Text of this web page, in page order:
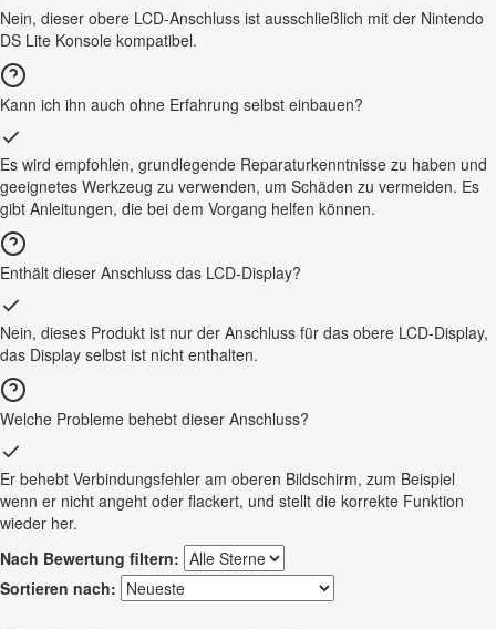
Nein, dieser obere LCD-Anschluss ist ausschließlich mit der Nintendo
DS Lite Konsole kompatibel.
Kann ich ihn auch ohne Erfahrung selbst einbauen?
Es wird empfohlen, grundlegende Reparaturkenntnisse zu haben und
geeignetes Werkzeug zu verwenden, um Schäden zu vermeiden. Es
gibt Anleitungen, die bei dem Vorgang helfen können.
Enthält dieser Anschluss das LCD-Display?
Nein, dieses Produkt ist nur der Anschluss für das obere LCD-Display,
das Display selbst ist nicht enthalten.
Welche Probleme behebt dieser Anschluss?
Er behebt Verbindungsfehler am oberen Bildschirm, zum Beispiel
wenn er nicht angeht oder flackert, und stellt die korrekte Funktion
wieder her.
Nach Bewertung filtern:
Sortieren nach: